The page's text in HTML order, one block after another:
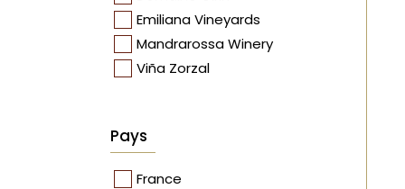
Emiliana Vineyards
Mandrarossa Winery
Viña Zorzal
Pays
France